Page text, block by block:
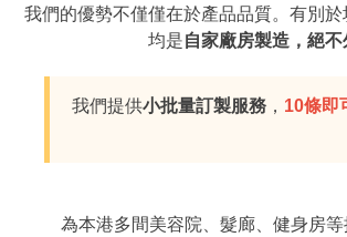
我們的優勢不僅僅在於產品品質。有別
均是自家廠房製造，絕不
我們提供小批量訂製服務， 10條即
為本港多間美容院、髮廊、健身房等